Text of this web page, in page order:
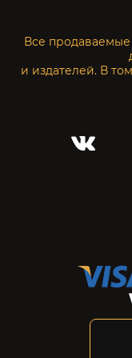
Все
и издателей. В